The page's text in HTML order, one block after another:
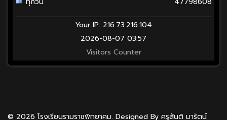
Your IP: 216.73.216.104
2026-08-07 03:57
Visitors Counter
© 2026 โรงเรียนรามราชพิทยาคม. Designed By ครูสันติ มารัตน์